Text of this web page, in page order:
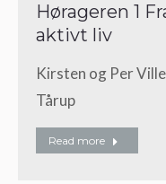
Hørageren 1
aktivt liv
Kirsten og Per
Tårup
Read more